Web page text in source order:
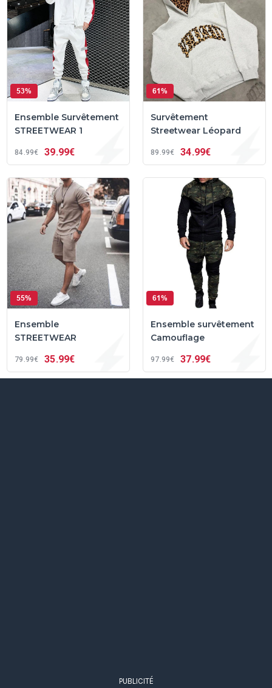
53%
Ensemble Survêtement
STREETWEAR 1
84 99€ 39 99€
61%
Survêtement
Streetwear Léopard
89 99€ 34 99€
55%
Ensemble
STREETWEAR
79 99€ 35 99€
61%
Ensemble survêtement
Camouflage
97 99€ 37 99€
PUBLICITÉ